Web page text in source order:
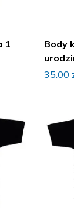
Body krótki rękaw na 1
35.00